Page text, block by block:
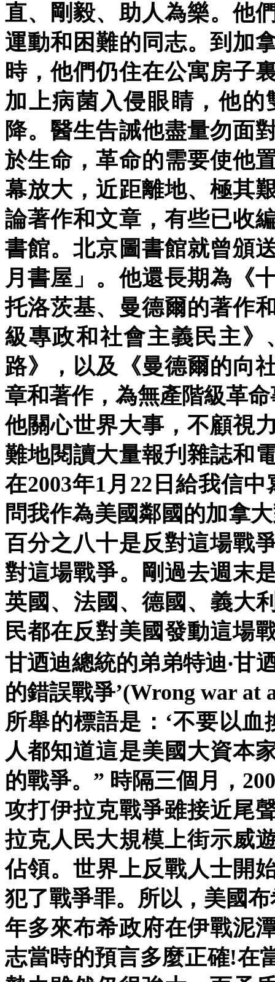
直、剛毅、助人為樂。他
運動和困難的同志。到加
時，他們仍住在公寓房子
加上病菌入侵眼睛，他
降。醫生告誡他盡量勿面
於生命，革命的需要使他
幕放大，近距離地、極其
論著作和文章，有些已收
書館。北京圖書館就曾頒
月書屋」。他還長期為《
托洛茨基、曼德爾的著作
級專政和社會主義民主
路》，以及《曼德爾的向
章和著作，為無產階級革
他關心世界大事，不顧視
難地閱讀大量報刋雜誌和
在2003年1月22日給我信
問我作為美國鄰國的加拿
百分之八十是反對這場戰
對這場戰爭。剛過去週末
英國、法國、德國、義大
民都在反對美國發動這場
甘迺迪總統的弟弟特迪‧甘
的錯誤戰爭’(Wrong war at
所舉的標語是：‘不要以血
人都知道這是美國大資本
的戰爭。” 時隔三個月，
攻打伊拉克戰爭雖接近尾
拉克人民大規模上街示威
佔領。世界上反戰人士開
犯了戰爭罪。所以，美國
年多來布希政府在伊戰泥
志當時的預言多麼正確!在